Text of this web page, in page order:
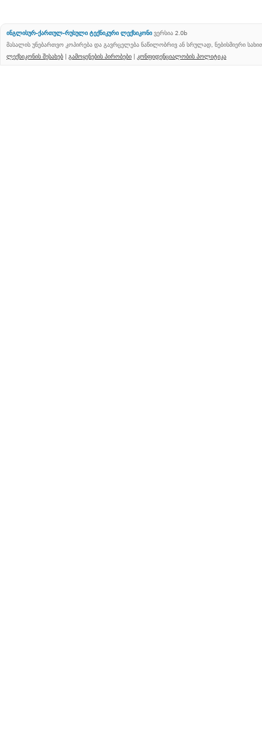
ინგლისურ-ქართულ-რუსული ტექნიკური ლექსიკონი ვერსია 2.0b
მასალის უნებართვო კოპირება და გავრცელება ნაწილობრივ ან სრულად, ნებისმიერი
ლექსიკონის შესახებ | გამოყენების პირობები | კონფიდენციალობის პოლიტიკა